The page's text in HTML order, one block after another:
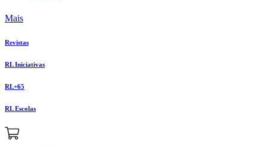
Mais
Revistas
RL Iniciativas
RL+65
RL Escolas